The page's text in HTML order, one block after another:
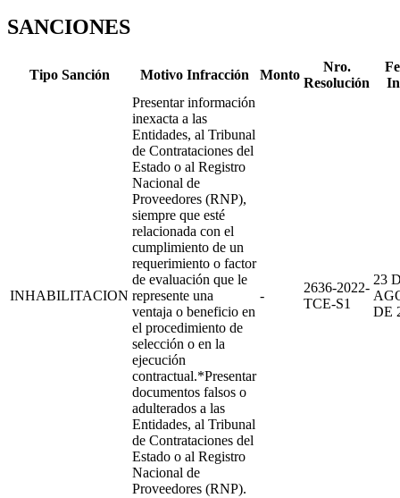
SANCIONES
Tipo Sanción Motivo Infracción Monto
Nro.
Resolución
INHABILITACION
Presentar información
inexacta a las
Entidades, al Tribunal
de Contrataciones del
Estado o al Registro
Nacional de
Proveedores (RNP),
siempre que esté
relacionada con el
cumplimiento de un
requerimiento o factor
de evaluación que le
represente una
ventaja o beneficio en
el procedimiento de
selección o en la
ejecución
contractual.*Presentar
documentos falsos o
adulterados a las
Entidades, al Tribunal
de Contrataciones del
Estado o al Registro
Nacional de
Proveedores (RNP).
-
2636-2022-
TCE-S1
23
DE